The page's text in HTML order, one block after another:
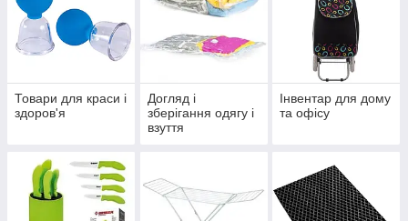
Товари для краси і
здоров'я
Догляд і
зберігання одягу і
взуття
Інвентар для дому
та офісу